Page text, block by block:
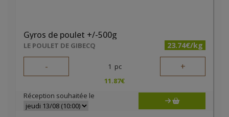
Gyros de poulet +/-500g
LE POULET DE GIBECQ 23.74€/kg
- 1 pc +
11.87€
Réception souhaitée le